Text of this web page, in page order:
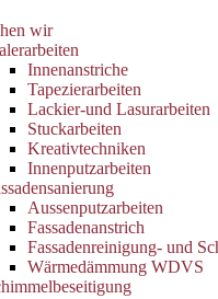
wir
Innenanstriche
Tapezierarbeiten
Lackier-und Lasurarbeiten
Stuckarbeiten
Kreativtechniken
Innenputzarbeiten
Aussenputzarbeiten
Fassadenanstrich
Fassadenreinigung- und
Wärmedämmung WDVS